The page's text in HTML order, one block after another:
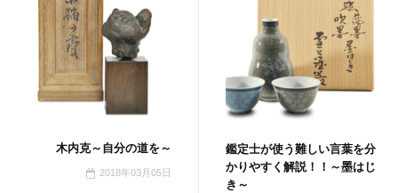
木内克～自分の道を～
2018年03月05日
鑑定士が使う難しい言葉を分
かりやすく解説！！～墨はじ
き～